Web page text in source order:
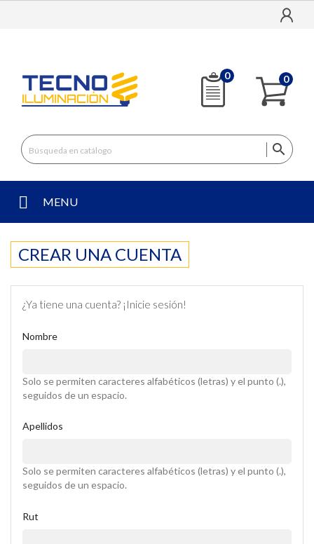
0 0

MENU
CREAR UNA CUENTA
¿Ya tiene una cuenta? ¡Inicie sesión!
Nombre
Solo se permiten caracteres alfabéticos (letras) y el punto (.),
seguidos de un espacio.
Apellidos
Solo se permiten caracteres alfabéticos (letras) y el punto (.),
seguidos de un espacio.
Rut